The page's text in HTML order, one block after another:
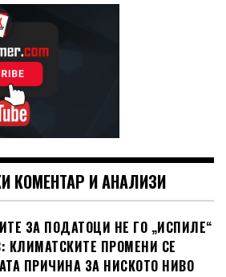
КОМЕНТАР И АНАЛИЗИ
ЗА ПОДАТОЦИ НЕ ГО „ИСПИЛЕ“
КЛИМАТСКИТЕ ПРОМЕНИ СЕ
ПРИЧИНА ЗА НИСКОТО НИВО